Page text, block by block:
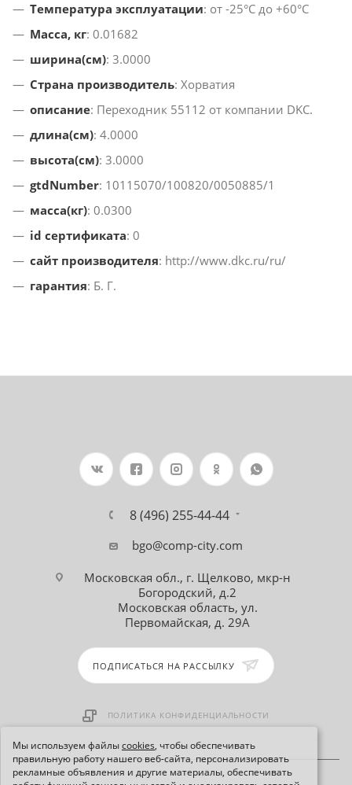
Мы используем файлыcookies, чтобы обеспечивать
правильную работу нашего веб-сайта, персонализировать
рекламные объявления и другие материалы, обеспечивать
Температура эксплуатации: от -25°С до +60°С
Масса, кг: 0.01682
ширина(см): 3.0000
Страна производитель: Хорватия
описание: Переходник 55112 от компании DKC.
длина(см): 4.0000
высота(см): 3.0000
gtdNumber: 10115070/100820/0050885/1
масса(кг): 0.0300
id сертификата: 0
сайт производителя: http://www.dkc.ru/ru/
гарантия: Б. Г.
8 (496) 255-44-44
bgo@comp-city.com
Московская обл., г. Щелково, мкр-н
Богородский, д.2
Московская область, ул.
Первомайская, д. 29А
ПОДПИСАТЬСЯ НА РАССЫЛКУ
ПОЛИТИКА КОНФИДЕНЦИАЛЬНОСТИ